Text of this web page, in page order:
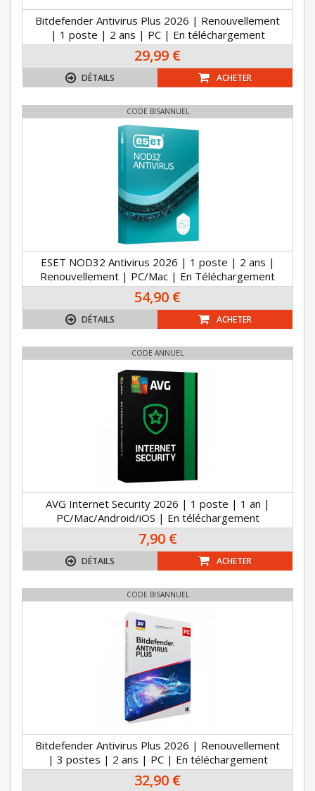
Bitdefender Antivirus Plus 2026 | Renouvellement
| 1 poste | 2 ans | PC | En téléchargement
29,99 €
DÉTAILS ACHETER
CODE BISANNUEL
ESET NOD32 Antivirus 2026 | 1 poste | 2 ans |
Renouvellement | PC/Mac | En Téléchargement
54,90 €
DÉTAILS ACHETER
CODE ANNUEL
AVG Internet Security 2026 | 1 poste | 1 an |
PC/Mac/Android/iOS | En téléchargement
7,90 €
DÉTAILS ACHETER
CODE BISANNUEL
Bitdefender Antivirus Plus 2026 | Renouvellement
| 3 postes | 2 ans | PC | En téléchargement
32,90 €